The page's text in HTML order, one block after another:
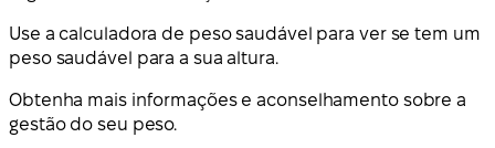
Use a calculadora de peso saudável para ver se tem um
peso saudável para a sua altura.
Obtenha mais informações e aconselhamento sobre a
gestão do seu peso.